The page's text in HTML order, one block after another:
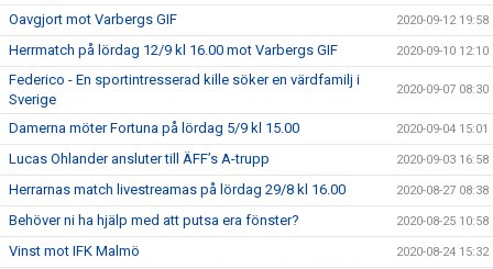
Oavgjort mot Varbergs GIF 2020-09-12 19:58
Herrmatch på lördag 12/9 kl 16.00 mot Varbergs GIF 2020-09-10 12:10
Federico - En sportintresserad kille söker en värdfamilj i
Sverige
2020-09-07 08:30
Damerna möter Fortuna på lördag 5/9 kl 15.00 2020-09-04 15:01
Lucas Ohlander ansluter till ÄFF’s A-trupp 2020-09-03 16:58
Herrarnas match livestreamas på lördag 29/8 kl 16.00 2020-08-27 08:38
Behöver ni ha hjälp med att putsa era fönster? 2020-08-25 10:58
Vinst mot IFK Malmö 2020-08-24 15:32